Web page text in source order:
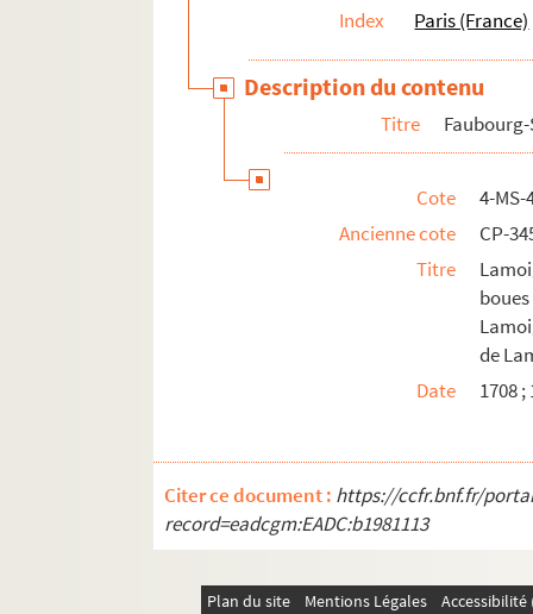
Index
Paris (France)
Description du contenu
Titre
Cote
4-MS-
Ancienne cote
CP-
Titre
de
Date
1708 ;
Citer ce document : https://ccfr.bnf.fr/
record=eadcgm:EADC:b1981113
Plan du site Mentions Légales